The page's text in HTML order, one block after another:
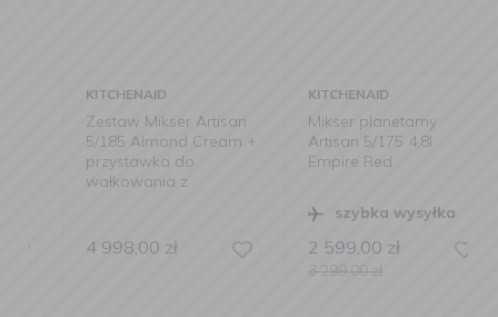
KITCHENAID
Zestaw Mikser Artisan
5/185 Almond Cream +
przystawka do
wałkowania z
4 998,00zł
KITCHENAID
Mikser planetarny
Artisan 5/175 4,8l
Empire Red
szybka wysyłka
2 599,00zł
3 299,00zł